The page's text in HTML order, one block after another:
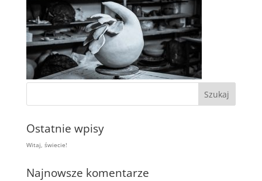
Ostatnie wpisy
Witaj, świecie!
Najnowsze komentarze